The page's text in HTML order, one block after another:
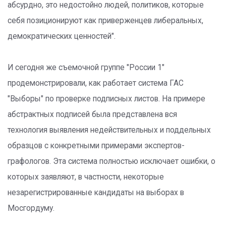
абсурдно, это недостойно людей, политиков, которые
себя позиционируют как приверженцев либеральных,
демократических ценностей".
И сегодня же съемочной группе "России 1"
продемонстрировали, как работает система ГАС
"Выборы" по проверке подписных листов. На примере
абстрактных подписей была представлена вся
технология выявления недействительных и поддельных
образцов с конкретными примерами экспертов-
графологов. Эта система полностью исключает ошибки, о
которых заявляют, в частности, некоторые
незарегистрированные кандидаты на выборах в
Мосгордуму.